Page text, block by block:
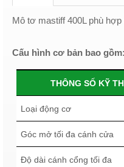
Mô tơ mastiff 400L phù
Cấu hình cơ bản bao gồm:
THÔNG SỐ KỸ
Loại động cơ
Góc mở tối đa cánh cửa
Độ dài cánh cổng tối đa